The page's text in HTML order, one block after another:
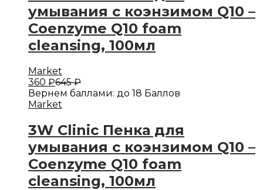
умывания с коэнзимом Q10 –
Coenzyme Q10 foam
cleansing, 100мл
Market
360 ₽645₽
Вернем баллами: до 18 Баллов
Market
3W Clinic Пенка для
умывания с коэнзимом Q10 –
Coenzyme Q10 foam
cleansing, 100мл